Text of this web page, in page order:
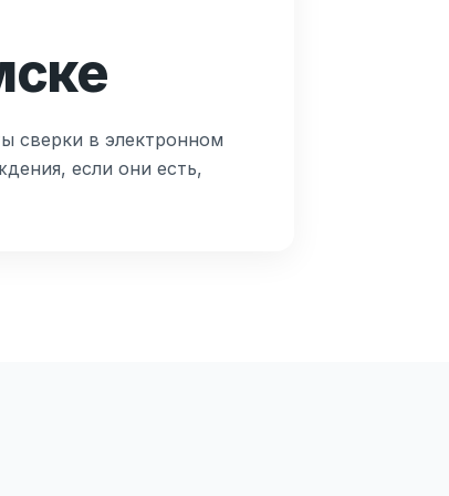
сверки в электронном
если они есть,